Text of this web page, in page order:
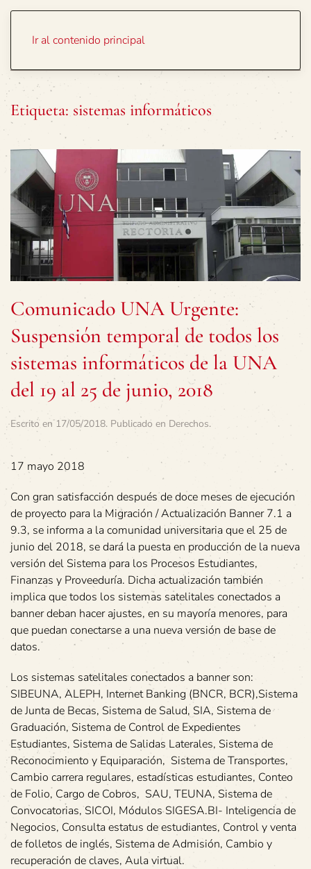
Ir al contenido principal
Etiqueta: sistemas informáticos
Comunicado UNA Urgente:
Suspensión temporal de todos los
sistemas informáticos de la UNA
del 19 al 25 de junio, 2018
Escrito en17/05/2018. Publicado en Derechos.
17 mayo 2018
Con gran satisfacción después de doce meses de ejecución
de proyecto para la Migración / Actualización Banner 7.1 a
9.3, se informa a la comunidad universitaria que el 25 de
junio del 2018, se dará la puesta en producción de la nueva
versión del Sistema para los Procesos Estudiantes,
Finanzas y Proveeduría. Dicha actualización también
implica que todos los sistemas satelitales conectados a
banner deban hacer ajustes, en su mayoría menores, para
que puedan conectarse a una nueva versión de base de
datos.
Los sistemas satelitales conectados a banner son:
SIBEUNA, ALEPH, Internet Banking (BNCR, BCR),Sistema
de Junta de Becas, Sistema de Salud, SIA, Sistema de
Graduación, Sistema de Control de Expedientes
Estudiantes, Sistema de Salidas Laterales, Sistema de
Reconocimiento y Equiparación, Sistema de Transportes,
Cambio carrera regulares, estadísticas estudiantes, Conteo
de Folio, Cargo de Cobros, SAU, TEUNA, Sistema de
Convocatorias, SICOI, Módulos SIGESA.BI- Inteligencia de
Negocios, Consulta estatus de estudiantes, Control y venta
de folletos de inglés, Sistema de Admisión, Cambio y
recuperación de claves, Aula virtual.